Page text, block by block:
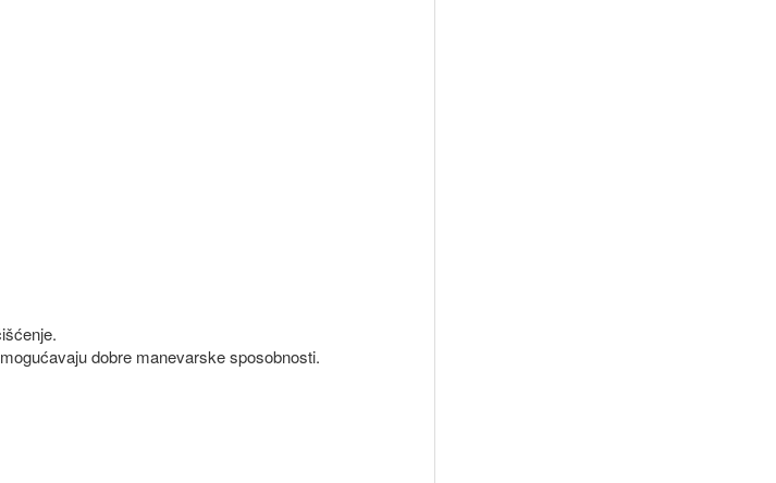
dobre manevarske sposobnosti.